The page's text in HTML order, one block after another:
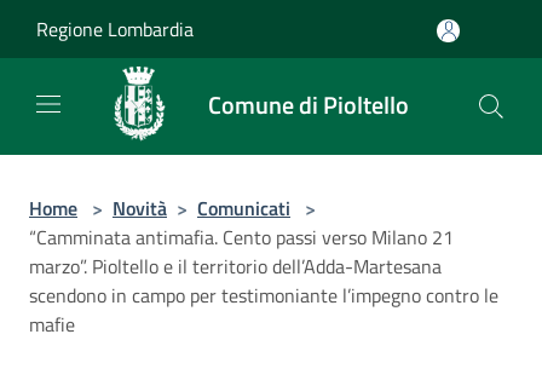
Regione Lombardia
Comune di Pioltello
Home > Novità > Comunicati >
“Camminata antimafia. Cento passi verso Milano 21
marzo”. Pioltello e il territorio dell’Adda-Martesana
scendono in campo per testimoniante l’impegno contro le
mafie